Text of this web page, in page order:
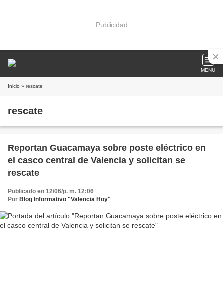
Publicidad
MENU
Inicio » rescate
rescate
Reportan Guacamaya sobre poste eléctrico en
el casco central de Valencia y solicitan se
rescate
Publicado en 12/06/p. m. 12:06
Por Blog Informativo "Valencia Hoy"